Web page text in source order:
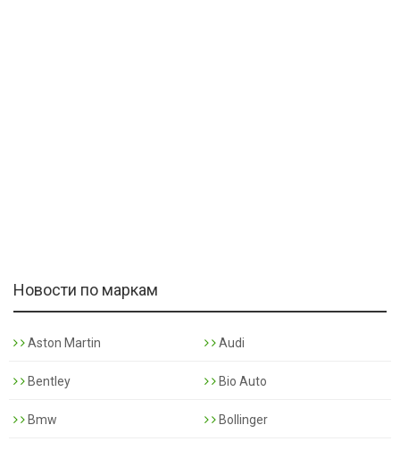
Новости по маркам
Aston Martin Audi
Bentley Bio Auto
Bmw Bollinger